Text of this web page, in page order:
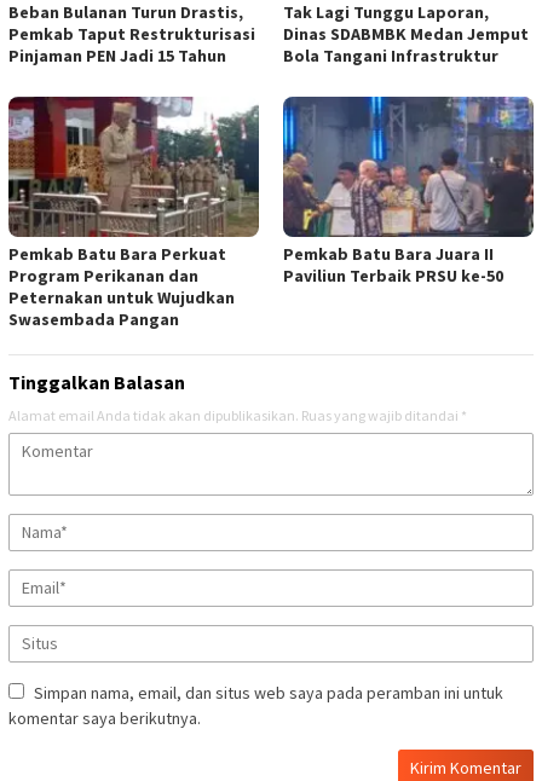
Beban Bulanan Turun Drastis,
Pemkab Taput Restrukturisasi
Pinjaman PEN Jadi 15 Tahun‎
Tak Lagi Tunggu Laporan,
Dinas SDABMBK Medan Jemput
Bola Tangani Infrastruktur
Pemkab Batu Bara Perkuat
Program Perikanan dan
Peternakan untuk Wujudkan
Swasembada Pangan
Pemkab Batu Bara Juara II
Paviliun Terbaik PRSU ke-50
Tinggalkan Balasan
Alamat email Anda tidak akan dipublikasikan. Ruas yang wajib ditandai *
Simpan nama, email, dan situs web saya pada peramban ini untuk
komentar saya berikutnya.